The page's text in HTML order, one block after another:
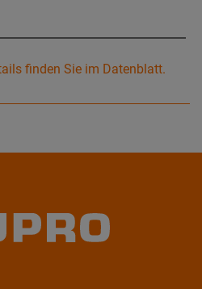
finden Sie im Datenblatt.